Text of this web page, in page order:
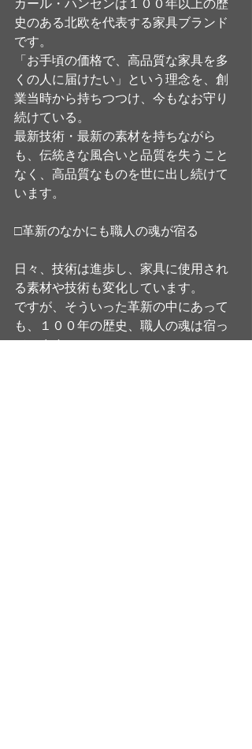
カール・ハンセンは１００年以上の歴
史のある北欧を代表する家具ブランド
です。
「お手頃の価格で、高品質な家具を多
くの人に届けたい」という理念を、創
業当時から持ちつつけ、今もなお守り
続けている。
最新技術・最新の素材を持ちながら
も、伝統きな風合いと品質を失うこと
なく、高品質なものを世に出し続けて
います。
□革新のなかにも職人の魂が宿る
日々、技術は進歩し、家具に使用され
る素材や技術も変化しています。
ですが、そういった革新の中にあって
も、１００年の歴史、職人の魂は宿っ
ています。